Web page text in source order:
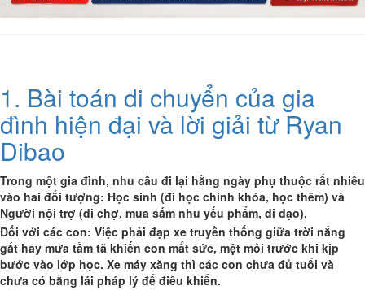
1. Bài toán di chuyển của gia
đình hiện đại và lời giải từ Ryan
Dibao
Trong một gia đình, nhu cầu đi lại hằng ngày phụ thuộc rất nhiều
vào hai đối tượng: Học sinh (đi học chính khóa, học thêm) và
Người nội trợ (đi chợ, mua sắm nhu yếu phẩm, đi dạo).
Đối với các con: Việc phải đạp xe truyền thống giữa trời nắng
gắt hay mưa tầm tã khiến con mất sức, mệt mỏi trước khi kịp
bước vào lớp học. Xe máy xăng thì các con chưa đủ tuổi và
chưa có bằng lái pháp lý để điều khiển.